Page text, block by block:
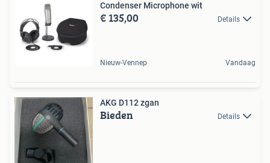
Condenser Microphone wit
€ 135,00 Details
Nieuw-Vennep Vandaag
AKG D112 zgan
Bieden Details